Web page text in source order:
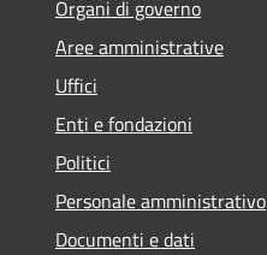
Organi di governo
Aree amministrative
Uffici
Enti e fondazioni
Politici
Personale amministrativo
Documenti e dati